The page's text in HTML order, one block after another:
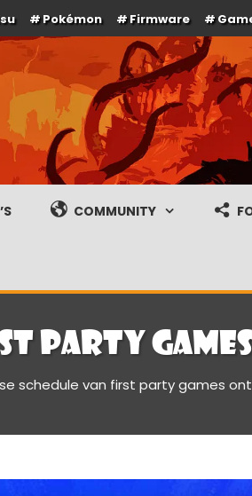
Pokémon Firmware
COMMUNITY
party
schedule van first party games